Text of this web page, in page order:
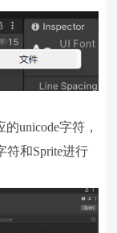
unicode字符，
符和Sprite进行